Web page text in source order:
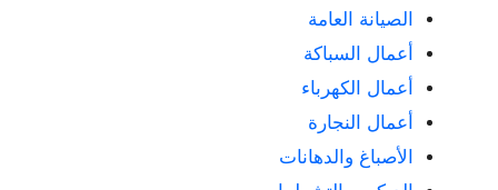
الصيانة العامة
أعمال السباكة
أعمال الكهرباء
أعمال النجارة
الأصباغ والدهانات